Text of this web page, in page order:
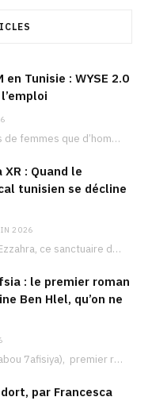
en Tunisie : WYSE 2.0
La Tunisie forme plus de femmes que d’hommes dans les filières scientifiques. Pourtant, pour beaucoup…
XR : Quand le
tunisien se décline
2026
Le palais d’Ennejma Ezzahra, ce sanctuaire de la musique tunisienne et méditerranéenne construit par le…
: le premier roman
Ben Hlel, qu’on ne
Le cave de Hafisa (9abou 7afisiya), premier roman du journaliste tunisien Mohamed Amine Ben Hlel,…
par Francesca